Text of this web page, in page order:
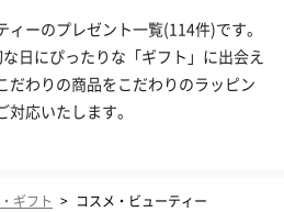
ーのプレゼント一覧(114件)です。
日にぴったりな「ギフト」に出会え
だわりの商品をこだわりのラッピン
応いたします。
ギフト > コスメ・ビューティー